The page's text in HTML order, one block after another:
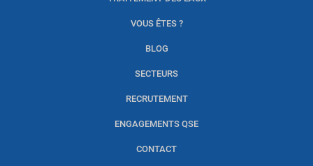
VOUS ÊTES ?
BLOG
SECTEURS
RECRUTEMENT
ENGAGEMENTS QSE
CONTACT